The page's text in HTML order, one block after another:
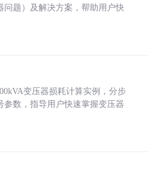
问题）及解决方案，帮助用户快
变压器损耗计算实例，分步
参数，指导用户快速掌握变压器